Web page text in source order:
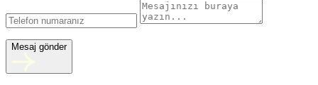
Mesaj gönder